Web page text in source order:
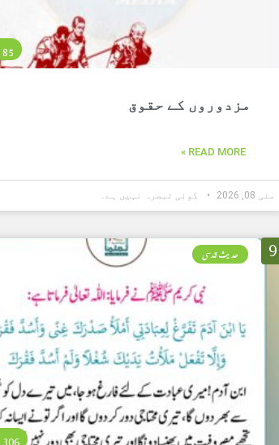
85 بار دیکھا گیا
مزدوروں کے حقوق
READ MORE »
مئی 08, 2026 کوئی تبصرہ نہیں ہے۔
9 حدیث قدسی
306 بار دیکھا گیا